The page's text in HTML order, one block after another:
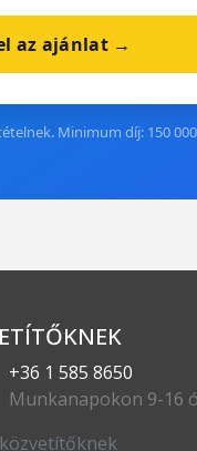
az ajánlat →
Minimum díj: 150
+36 1 585 8650
Munkanapokon 9-16